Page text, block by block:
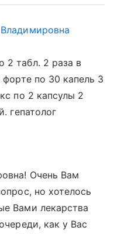
2 табл. 2 раза в
по 30 капель 3
по 2 капсулы 2
гепатолог
Очень Вам
но хотелось
Вами лекарства
как у Вас